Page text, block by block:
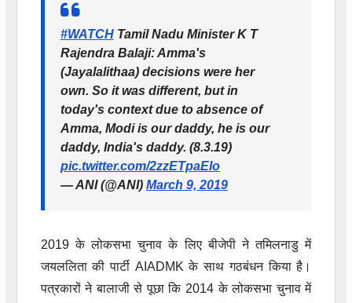
#WATCHTamil Nadu Minister K T
Rajendra Balaji: Amma's
(Jayalalithaa) decisions were her
own. So it was different, but in
today's context due to absence of
Amma, Modi is our daddy, he is our
daddy, India's daddy. (8.3.19)
pic.twitter.com/2zzETpaEIo
— ANI (@ANI) March 9, 2019
2019 के लोकसभा चुनाव के लिए बीजेपी ने तमिलनाडु में
जयललिता की पार्टी AIADMK के साथ गठबंधन किया है।
पत्रकारों ने बालाजी से पूछा कि 2014 के लोकसभा चुनाव में